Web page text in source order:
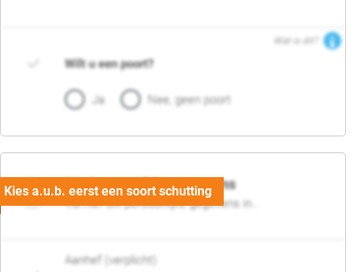
Wat is dit?
Wilt u een poort?
Ja Nee, geen poort
06. Persoonlijke gegevens
Vul hier uw persoonlijke gegevens in..
Aanhef (verplicht)